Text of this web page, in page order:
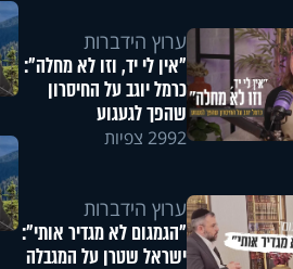
ערוץ הידברות
"אין לי יד, וזו לא מחלה":
כרמל יוגב על החיסרון
שהפך לגעגוע
2992 צפיות
ערוץ הידברות
"הגמגום לא מגדיר אותי":
ישראל שטרן על המגבלה